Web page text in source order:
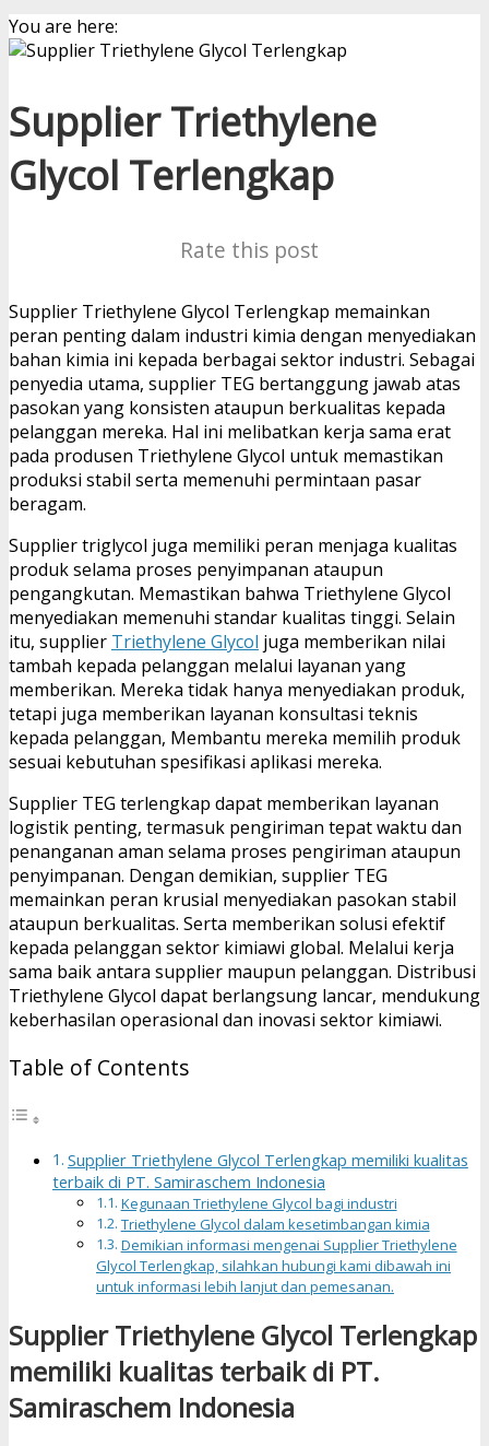
You are here:
Supplier Triethylene
Glycol Terlengkap
Rate this post
Supplier Triethylene Glycol Terlengkap memainkan
peran penting dalam industri kimia dengan menyediakan
bahan kimia ini kepada berbagai sektor industri. Sebagai
penyedia utama, supplier TEG bertanggung jawab atas
pasokan yang konsisten ataupun berkualitas kepada
pelanggan mereka. Hal ini melibatkan kerja sama erat
pada produsen Triethylene Glycol untuk memastikan
produksi stabil serta memenuhi permintaan pasar
beragam.
Supplier triglycol juga memiliki peran menjaga kualitas
produk selama proses penyimpanan ataupun
pengangkutan. Memastikan bahwa Triethylene Glycol
menyediakan memenuhi standar kualitas tinggi. Selain
itu, supplier Triethylene Glycol juga memberikan nilai
tambah kepada pelanggan melalui layanan yang
memberikan. Mereka tidak hanya menyediakan produk,
tetapi juga memberikan layanan konsultasi teknis
kepada pelanggan, Membantu mereka memilih produk
sesuai kebutuhan spesifikasi aplikasi mereka.
Supplier TEG terlengkap dapat memberikan layanan
logistik penting, termasuk pengiriman tepat waktu dan
penanganan aman selama proses pengiriman ataupun
penyimpanan. Dengan demikian, supplier TEG
memainkan peran krusial menyediakan pasokan stabil
ataupun berkualitas. Serta memberikan solusi efektif
kepada pelanggan sektor kimiawi global. Melalui kerja
sama baik antara supplier maupun pelanggan. Distribusi
Triethylene Glycol dapat berlangsung lancar, mendukung
keberhasilan operasional dan inovasi sektor kimiawi.
Table of Contents
Supplier Triethylene Glycol Terlengkap memiliki kualitas
terbaik di PT. Samiraschem Indonesia
Kegunaan Triethylene Glycol bagi industri
Triethylene Glycol dalam kesetimbangan kimia
Demikian informasi mengenai Supplier Triethylene
Glycol Terlengkap, silahkan hubungi kami dibawah ini
untuk informasi lebih lanjut dan pemesanan.
Supplier Triethylene Glycol Terlengkap
memiliki kualitas terbaik di PT.
Samiraschem Indonesia